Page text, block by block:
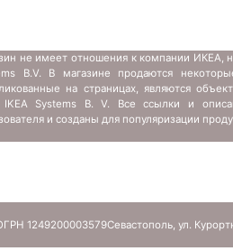
не имеет отношения к компании ИКЕА,
B.V. В магазине продаются
на страницах, являются
IKEA Systems B. V. Все ссылки и
и созданы для популяризации
1249200003579Севастополь, ул.